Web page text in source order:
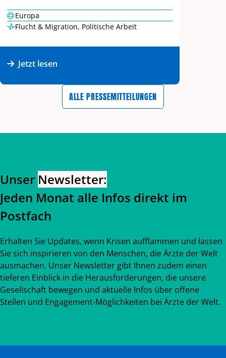
Europa
Flucht & Migration, Politische Arbeit
Jetzt lesen
ALLE PRESSEMITTEILUNGEN
Unser Newsletter:
Jeden Monat alle Infos direkt im
Postfach
Erhalten Sie Updates, wenn Krisen aufflammen und lassen
Sie sich inspirieren von den Menschen, die Ärzte der Welt
ausmachen. Unser Newsletter gibt Ihnen zudem einen
tieferen Einblick in die Herausforderungen, die unsere
Gesellschaft bewegen und aktuelle Infos über offene
Stellen und Engagement-Möglichkeiten bei Ärzte der Welt.